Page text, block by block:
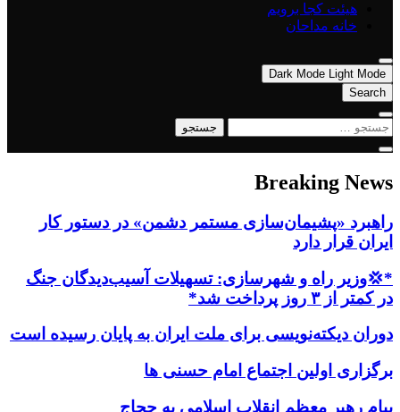
هیئت کجا برویم
خانه مداحان
Dark Mode Light Mode
Search
جستجو
Breaking News
راهبرد «پشیمان‌سازی مستمر دشمن» در دستور کار
ایران قرار دارد
*💢وزیر راه و شهرسازی: تسهیلات آسیب‌دیدگان جنگ
در کمتر از ۳ روز پرداخت شد*
دوران دیکته‌نویسی برای ملت ایران به پایان رسیده است
برگزاری اولین اجتماع امام حسنی ها
پیام رهبر معظم انقلاب اسلامی به حجاج